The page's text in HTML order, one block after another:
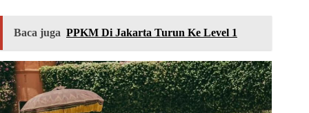
Baca juga PPKM Di Jakarta Turun Ke Level 1